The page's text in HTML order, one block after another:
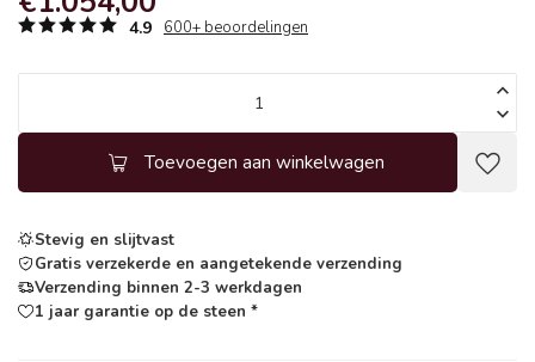
4.9 600+ beoordelingen
Toevoegen aan winkelwagen
Stevig en slijtvast
Gratis verzekerde en aangetekende verzending
Verzending binnen 2-3 werkdagen
1 jaar garantie op de steen *